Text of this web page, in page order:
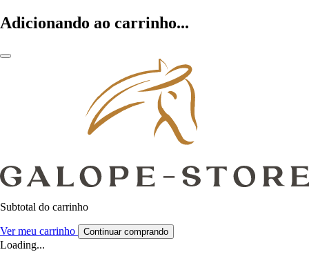
Adicionando ao carrinho...
Subtotal do carrinho
Ver meu carrinho Continuar comprando
Loading...